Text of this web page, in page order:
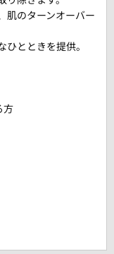
肌のターンオーバー
とときを提供。
方